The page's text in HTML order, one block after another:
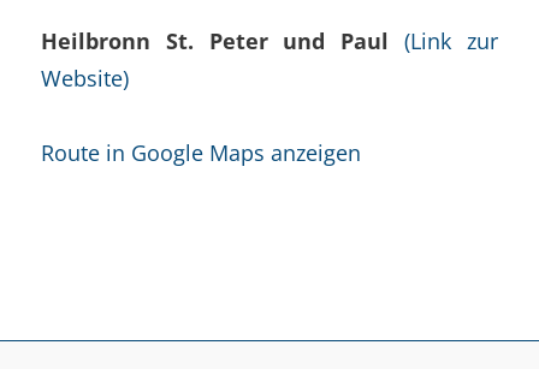
Heilbronn St. Peter und Paul(Link zur
Website)
Route in Google Maps anzeigen